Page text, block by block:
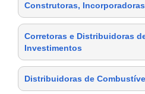
Construtoras,
Corretoras e Distribuidoras
Investimentos
Distribuidoras de